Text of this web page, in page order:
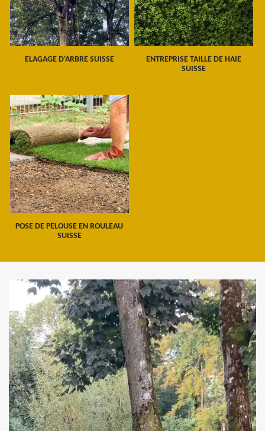
ELAGAGE D'ARBRE SUISSE
ENTREPRISE TAILLE DE HAIE
SUISSE
POSE DE PELOUSE EN ROULEAU
SUISSE